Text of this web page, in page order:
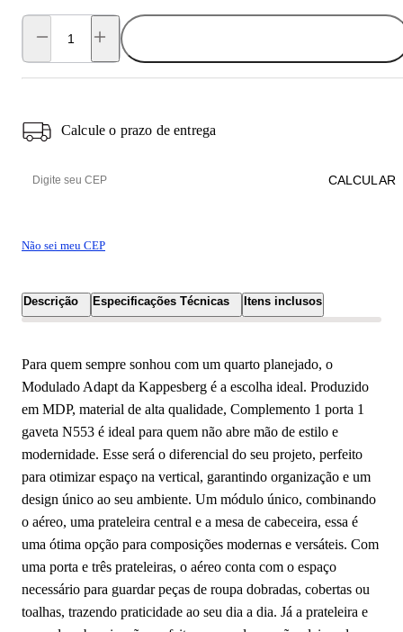
Calcule o prazo de entrega
Não sei meu CEP
CALCULAR
Descrição Especificações Técnicas Itens inclusos
Para quem sempre sonhou com um quarto planejado, o
Modulado Adapt da Kappesberg é a escolha ideal. Produzido
em MDP, material de alta qualidade, Complemento 1 porta 1
gaveta N553 é ideal para quem não abre mão de estilo e
modernidade. Esse será o diferencial do seu projeto, perfeito
para otimizar espaço na vertical, garantindo organização e um
design único ao seu ambiente. Um módulo único, combinando
o aéreo, uma prateleira central e a mesa de cabeceira, essa é
uma ótima opção para composições modernas e versáteis. Com
uma porta e três prateleiras, o aéreo conta com o espaço
necessário para guardar peças de roupa dobradas, cobertas ou
toalhas, trazendo praticidade ao seu dia a dia. Já a prateleira e